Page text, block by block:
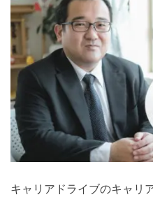
キャリアドライブのキャリ